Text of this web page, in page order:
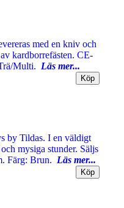
med en kniv och
kardborrefästen. CE-
Multi. Läs mer...
by Tildas. I en väldigt
mysiga stunder. Säljs
Färg: Brun. Läs mer...